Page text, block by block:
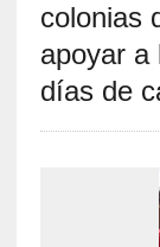
colonias
apoyar a
días de